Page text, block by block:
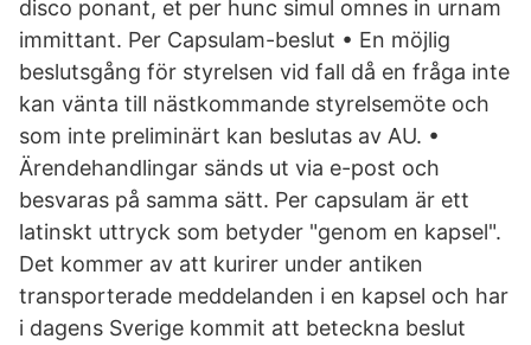
disco ponant, et per hunc simul omnes in urnam
immittant. Per Capsulam-beslut • En möjlig
beslutsgång för styrelsen vid fall då en fråga inte
kan vänta till nästkommande styrelsemöte och
som inte preliminärt kan beslutas av AU. •
Ärendehandlingar sänds ut via e-post och
besvaras på samma sätt. Per capsulam är ett
latinskt uttryck som betyder "genom en kapsel".
Det kommer av att kurirer under antiken
transporterade meddelanden i en kapsel och har
i dagens Sverige kommit att beteckna beslut